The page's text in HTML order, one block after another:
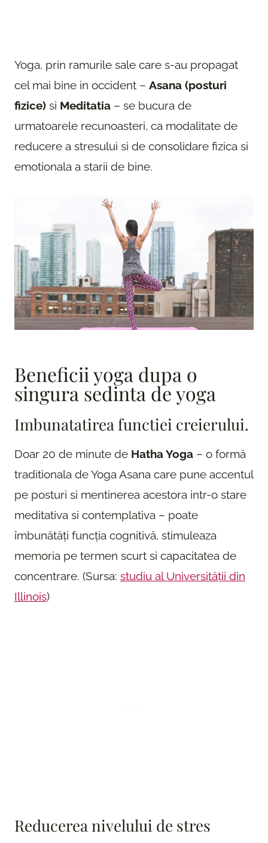
Yoga, prin ramurile sale care s-au propagat
cel mai bine in occident – Asana (posturi
fizice) si Meditatia – se bucura de
urmatoarele recunoasteri, ca modalitate de
reducere a stresului si de consolidare fizica si
emotionala a starii de bine.
Beneficii yoga dupa o
singura sedinta de yoga
Imbunatatirea functiei creierului.
Doar 20 de minute de Hatha Yoga – o formă
traditionala de Yoga Asana care pune accentul
pe posturi si mentinerea acestora intr-o stare
meditativa si contemplativa – poate
îmbunătăți funcția cognitivă, stimuleaza
memoria pe termen scurt si capacitatea de
concentrare. (Sursa: studiu al Universității din
Illinois)
Reducerea nivelului de stres